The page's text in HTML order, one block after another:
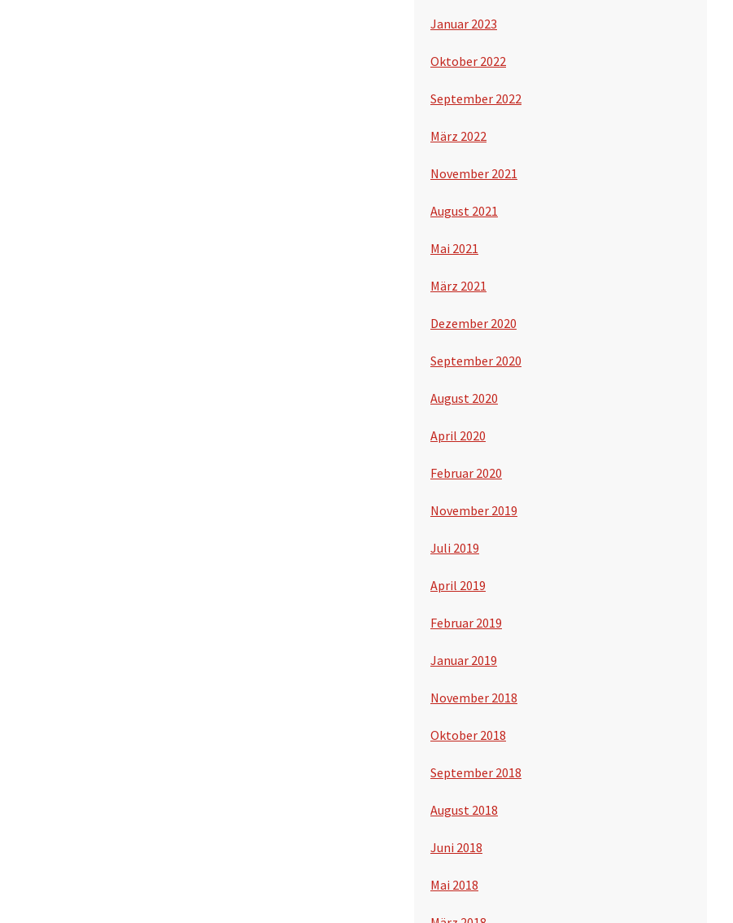
Januar 2023
Oktober 2022
September 2022
März 2022
November 2021
August 2021
Mai 2021
März 2021
Dezember 2020
September 2020
August 2020
April 2020
Februar 2020
November 2019
Juli 2019
April 2019
Februar 2019
Januar 2019
November 2018
Oktober 2018
September 2018
August 2018
Juni 2018
Mai 2018